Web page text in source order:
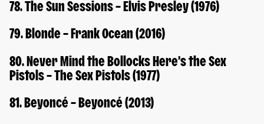
78. The Sun Sessions – Elvis Presley (1976)
79. Blonde – Frank Ocean (2016)
80. Never Mind the Bollocks Here’s the Sex
Pistols – The Sex Pistols (1977)
81. Beyoncé – Beyoncé (2013)